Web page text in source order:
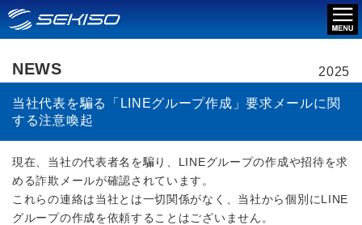
NEWS 2025
当社代表を騙る「LINEグループ作成」要求メールに関
する注意喚起
現在、当社の代表者名を騙り、LINEグループの作成や招待を求
める詐欺メールが確認されています。
これらの連絡は当社とは一切関係がなく、当社から個別にLINE
グループの作成を依頼することはございません。